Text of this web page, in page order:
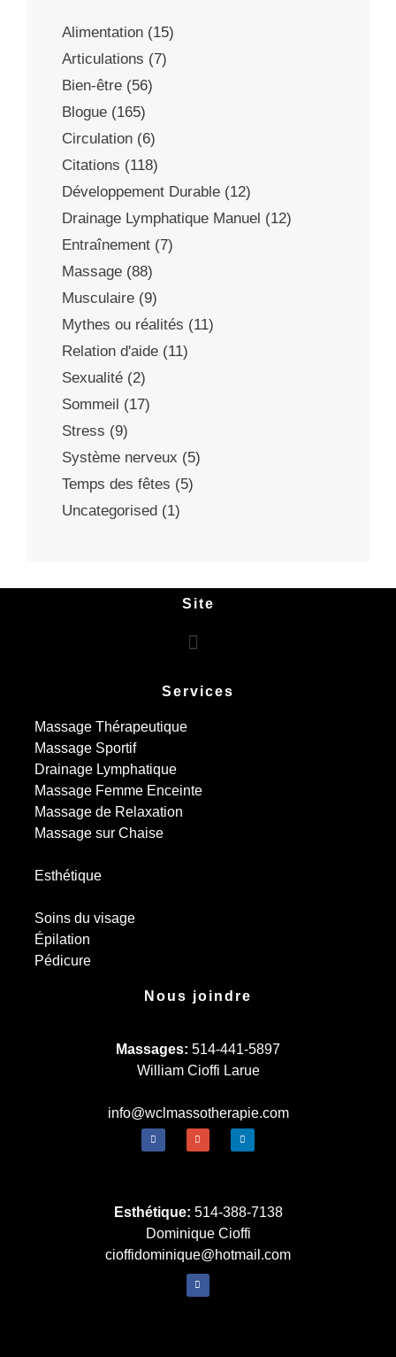
Alimentation (15)
Articulations (7)
Bien-être (56)
Blogue (165)
Circulation (6)
Citations (118)
Développement Durable (12)
Drainage Lymphatique Manuel (12)
Entraînement (7)
Massage (88)
Musculaire (9)
Mythes ou réalités (11)
Relation d'aide (11)
Sexualité (2)
Sommeil (17)
Stress (9)
Système nerveux (5)
Temps des fêtes (5)
Uncategorised (1)
Site
Services
Massage Thérapeutique
Massage Sportif
Drainage Lymphatique
Massage Femme Enceinte
Massage de Relaxation
Massage sur Chaise
Esthétique
Soins du visage
Épilation
Pédicure
Nous joindre
Massages: 514-441-5897
William Cioffi Larue
info@wclmassotherapie.com
Esthétique: 514-388-7138
Dominique Cioffi
cioffidominique@hotmail.com